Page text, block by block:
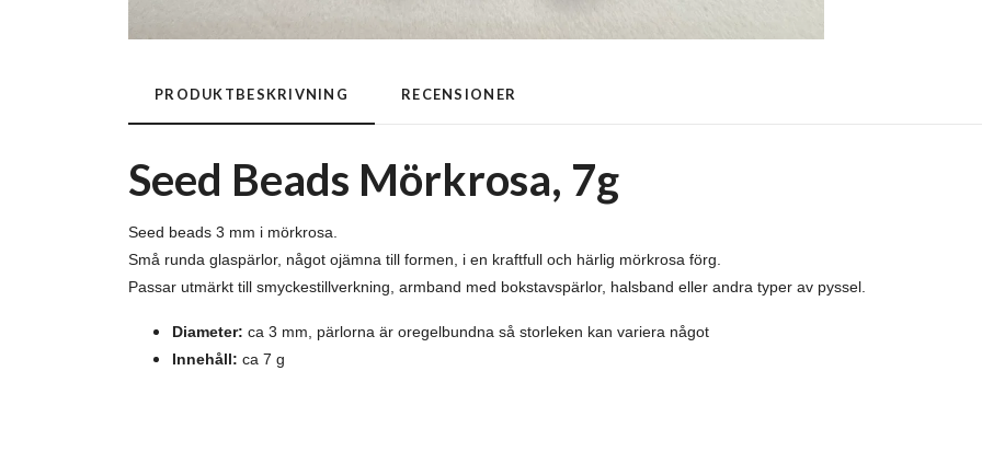
PRODUKTBESKRIVNING RECENSIONER
Seed Beads Mörkrosa, 7g
Seed beads 3 mm i mörkrosa.
Små runda glaspärlor, något ojämna till formen, i en kraftfull och härlig mörkrosa förg.
Passar utmärkt till smyckestillverkning, armband med bokstavspärlor, halsband eller andra typer av pyssel.
Diameter: ca 3 mm, pärlorna är oregelbundna så storleken kan variera något
Innehåll: ca 7 g